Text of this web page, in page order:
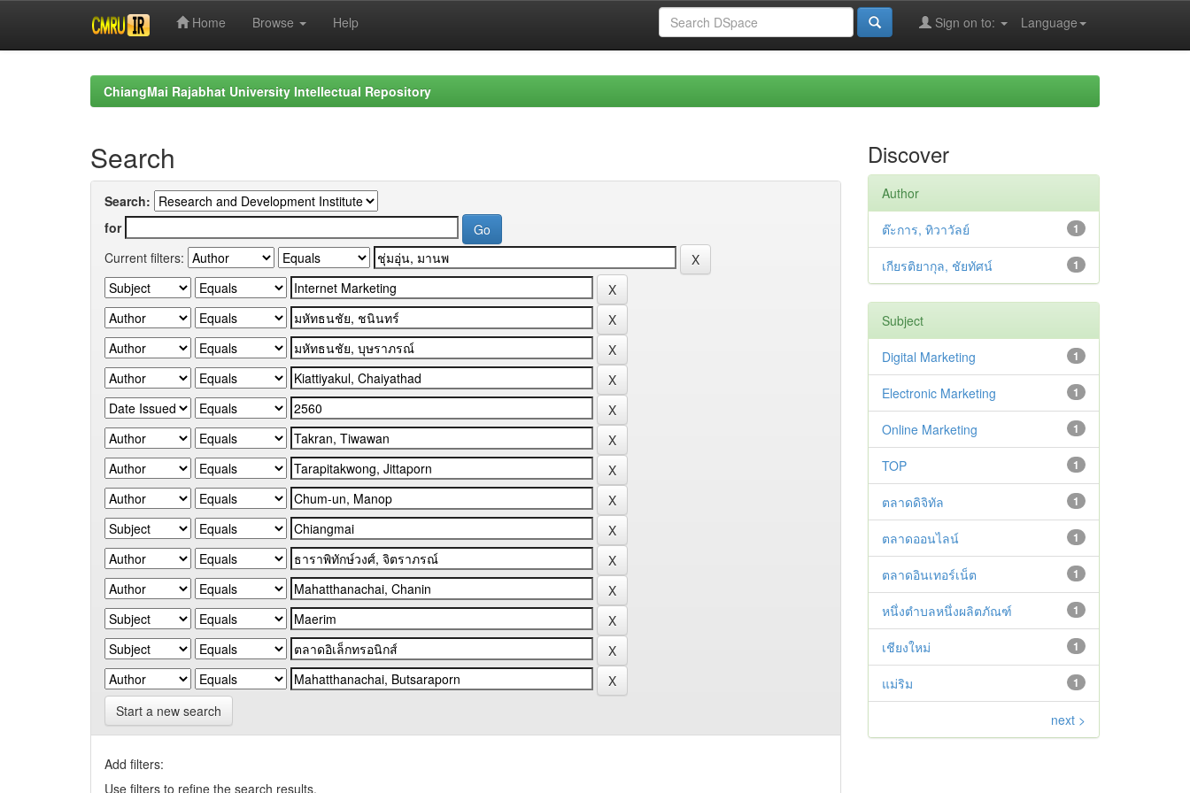
Home Browse Help Language
Sign on to:
ChiangMai Rajabhat University Intellectual Repository
Search
Search:
for
Current filters:
Start a new search
Add filters:
Use filters to refine the search results.
Discover
Author
1
ต๊ะการ, ทิวาวัลย์
1
เกียรติยากุล, ชัยทัศน์
Subject
1
Digital Marketing
1
Electronic Marketing
1
Online Marketing
1
TOP
1
ตลาดดิจิทัล
1
ตลาดออนไลน์
1
ตลาดอินเทอร์เน็ต
1
หนึ่งตำบลหนึ่งผลิตภัณฑ์
1
เชียงใหม่
1
แม่ริม
next >